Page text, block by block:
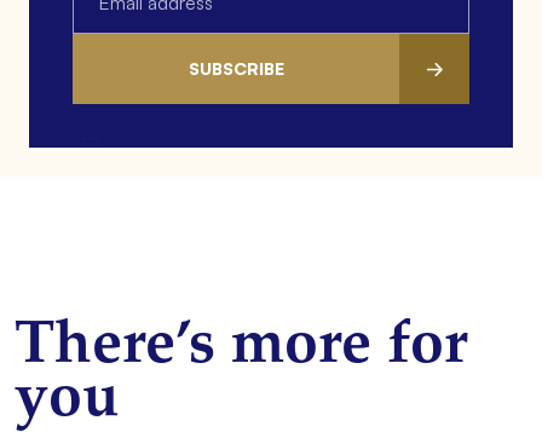
(Required)
SUBSCRIBE
There’s more for
you